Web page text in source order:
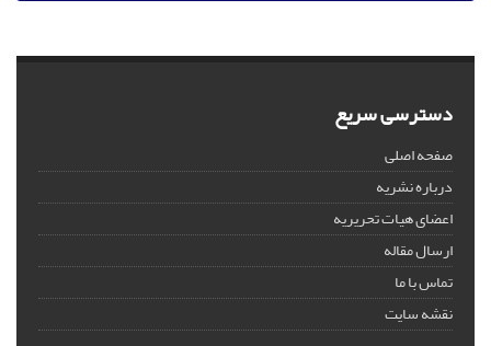
دسترسی سریع
صفحه اصلی
درباره نشریه
اعضای هیات تحریریه
ارسال مقاله
تماس با ما
نقشه سایت